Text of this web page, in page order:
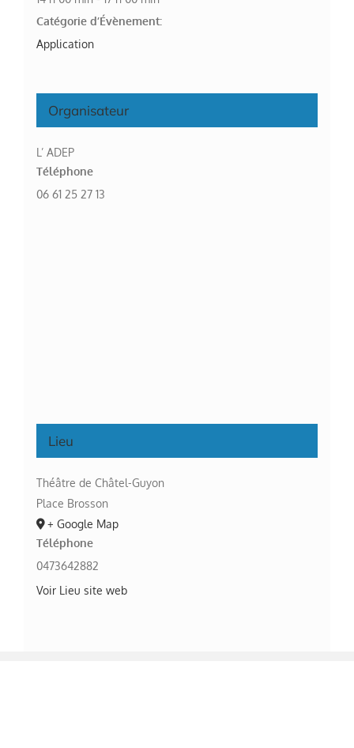
Catégorie d’Évènement:
Application
Organisateur
L’ ADEP
Téléphone
06 61 25 27 13
Lieu
Théâtre de Châtel-Guyon
Place Brosson
+ Google Map
Téléphone
0473642882
Voir Lieu site web